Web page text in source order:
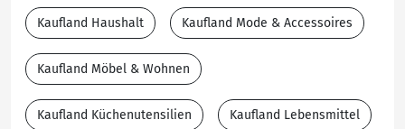
Kaufland Haushalt Kaufland Mode & Accessoires
Kaufland Möbel & Wohnen
Kaufland Küchenutensilien Kaufland Lebensmittel